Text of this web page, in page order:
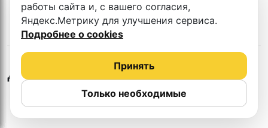
Другие студии
работы сайта и, с вашего согласия,
Яндекс.Метрику для улучшения сервиса.
Подробнее о cookies
Только необходимые
Принять